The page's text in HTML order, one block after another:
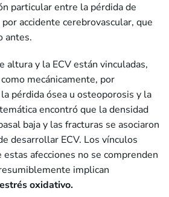
particular entre la pérdida de
accidente cerebrovascular, que
antes.
altura y la ECV están vinculadas,
mecánicamente, por
pérdida ósea u osteoporosis y la
encontró que la densidad
baja y las fracturas se asociaron
desarrollar ECV. Los vínculos
afecciones no se comprenden
implican
estrés oxidativo.